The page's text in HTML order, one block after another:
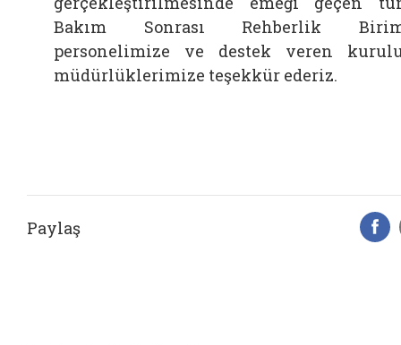
Bakım Sonrası Rehberlik
personelimize ve destek veren
müdürlüklerimize teşekkür ederiz.
Paylaş